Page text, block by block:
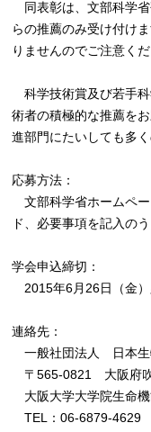
同表彰は、文部科学
らの推薦のみ受け付け
りませんのでご注意くだ
科学技術賞及び若手
術者の積極的な推薦を
進部門にたいしても多
応募方法：
文部科学省ホームペ
ド、必要事項を記入の
学会申込締切：
2015年6月26日（金
連絡先：
一般社団法人 日本
〒565-0821 大阪府
大阪大学大学院生命
TEL：06-6879-4629